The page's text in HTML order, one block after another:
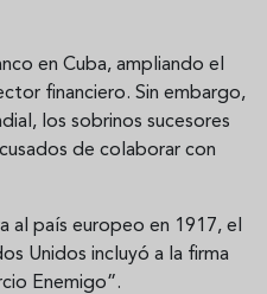
en Cuba, ampliando el
financiero. Sin embargo,
los sobrinos sucesores
de colaborar con
al país europeo en 1917, el
Unidos incluyó a la firma
Enemigo”.